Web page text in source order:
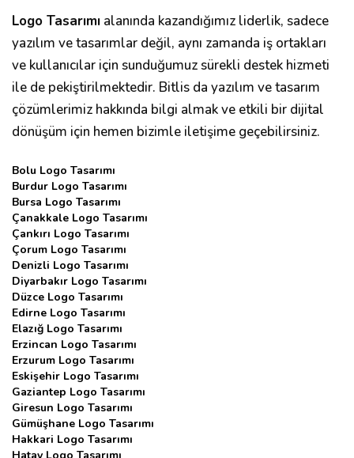
Logo Tasarımı alanında kazandığımız liderlik, sadece
yazılım ve tasarımlar değil, aynı zamanda iş ortakları
ve kullanıcılar için sunduğumuz sürekli destek hizmeti
ile de pekiştirilmektedir. Bitlis da yazılım ve tasarım
çözümlerimiz hakkında bilgi almak ve etkili bir dijital
dönüşüm için hemen bizimle iletişime geçebilirsiniz.
Bolu Logo Tasarımı
Burdur Logo Tasarımı
Bursa Logo Tasarımı
Çanakkale Logo Tasarımı
Çankırı Logo Tasarımı
Çorum Logo Tasarımı
Denizli Logo Tasarımı
Diyarbakır Logo Tasarımı
Düzce Logo Tasarımı
Edirne Logo Tasarımı
Elazığ Logo Tasarımı
Erzincan Logo Tasarımı
Erzurum Logo Tasarımı
Eskişehir Logo Tasarımı
Gaziantep Logo Tasarımı
Giresun Logo Tasarımı
Gümüşhane Logo Tasarımı
Hakkari Logo Tasarımı